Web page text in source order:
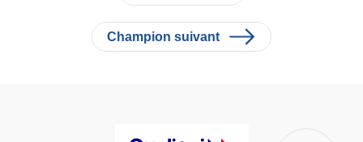
Champion suivant